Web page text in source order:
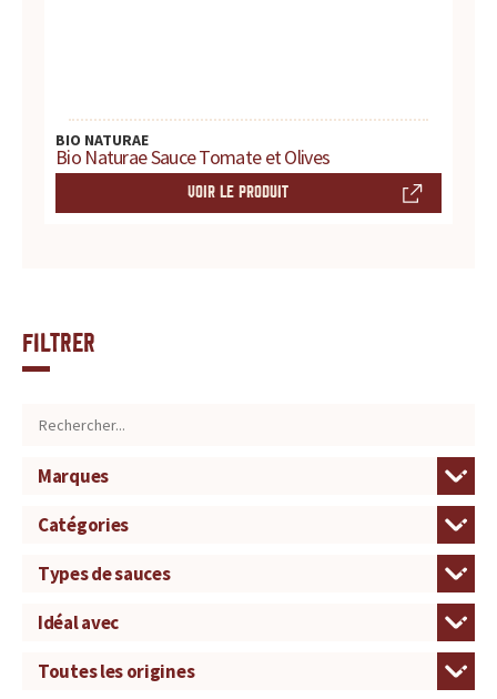
BIO NATURAE
Bio Naturae Sauce Tomate et Olives
VOIR LE PRODUIT
Filtrer